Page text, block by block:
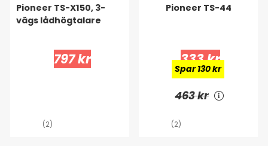
Pioneer TS-X150, 3-
vägs lådhögtalare
797 kr
(2)
Pioneer TS-44
333 kr
Spar 130 kr
463 kr
(2)